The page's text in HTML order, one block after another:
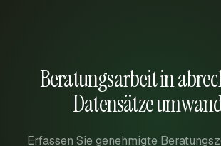
Beratungsarbeit in
Datensätze
Erfassen Sie genehmigte